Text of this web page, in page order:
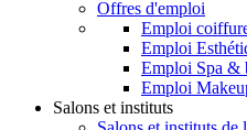
Offres d'emploi
Emploi
Emploi
Emploi Spa &
Emploi
Salons et instituts